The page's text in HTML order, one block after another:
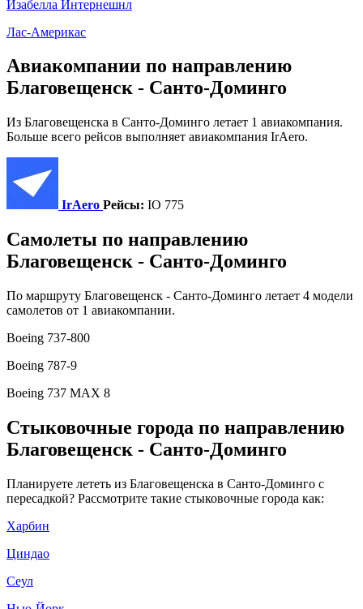
Изабелла Интернешнл
Лас-Америкас
Авиакомпании по направлению
Благовещенск - Санто-Доминго
Из Благовещенска в Санто-Доминго летает 1 авиакомпания.
Больше всего рейсов выполняет авиакомпания IrAero.
IrAero Рейсы: IO 775
Самолеты по направлению
Благовещенск - Санто-Доминго
По маршруту Благовещенск - Санто-Доминго летает 4 модели
самолетов от 1 авиакомпании.
Boeing 737-800
Boeing 787-9
Boeing 737 MAX 8
Стыковочные города по направлению
Благовещенск - Санто-Доминго
Планируете лететь из Благовещенска в Санто-Доминго с
пересадкой? Рассмотрите такие стыковочные города как:
Харбин
Циндао
Сеул